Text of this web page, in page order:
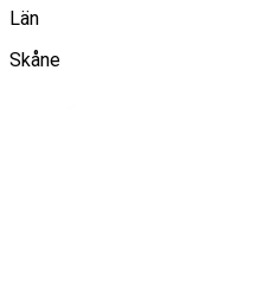
Län
Skåne